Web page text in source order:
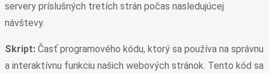
servery príslušných tretích strán počas nasledujúcej
návštevy.
Skript: Časť programového kódu, ktorý sa používa na správnu
a interaktívnu funkciu našich webových stránok. Tento kód sa